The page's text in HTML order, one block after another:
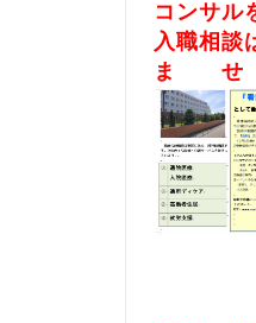
コンサル
入職相談
ま